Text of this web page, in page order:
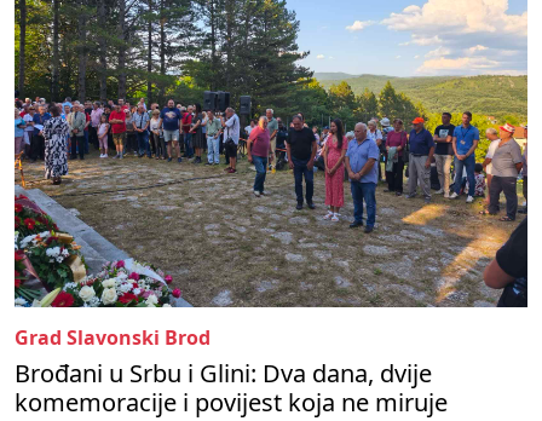
Grad Slavonski Brod
Brođani u Srbu i Glini: Dva dana, dvije
komemoracije i povijest koja ne miruje